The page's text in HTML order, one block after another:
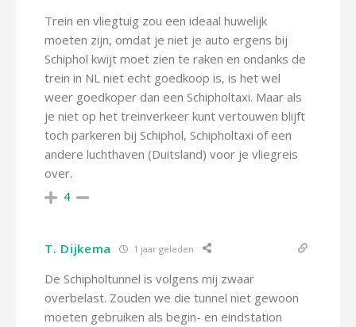
Trein en vliegtuig zou een ideaal huwelijk
moeten zijn, omdat je niet je auto ergens bij
Schiphol kwijt moet zien te raken en ondanks de
trein in NL niet echt goedkoop is, is het wel
weer goedkoper dan een Schipholtaxi. Maar als
je niet op het treinverkeer kunt vertouwen blijft
toch parkeren bij Schiphol, Schipholtaxi of een
andere luchthaven (Duitsland) voor je vliegreis
over.
4
T. Dijkema 1 jaar geleden
De Schipholtunnel is volgens mij zwaar
overbelast. Zouden we die tunnel niet gewoon
moeten gebruiken als begin- en eindstation